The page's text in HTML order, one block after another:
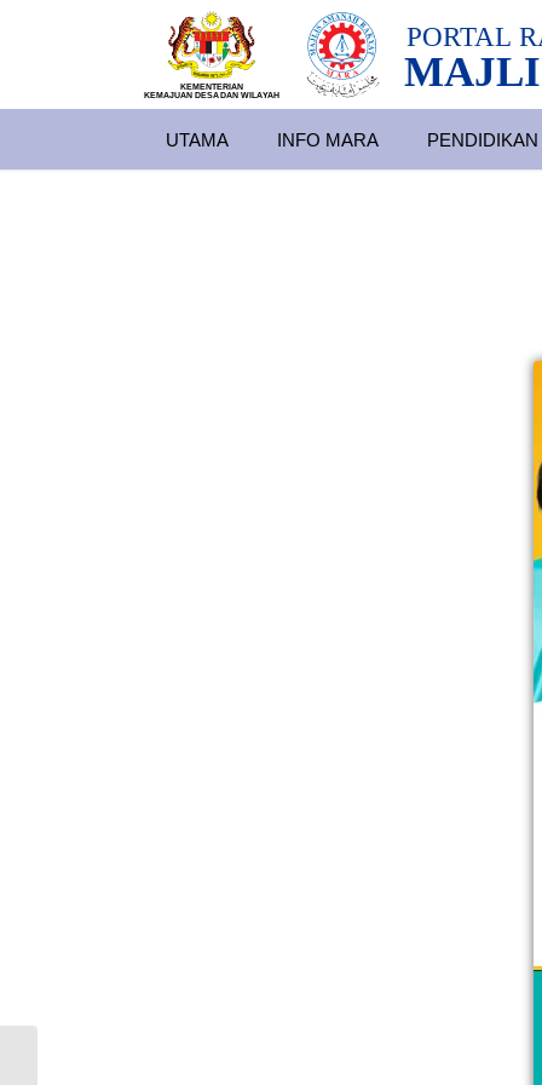
PORTAL
KEMENTERIAN
KEMAJUAN DESA DAN WILA YAH
UTAMA INFO MARA PENDIDIKAN